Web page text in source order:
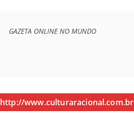
GAZETA ONLINE NO MUNDO
http://www.culturaracional.com.br